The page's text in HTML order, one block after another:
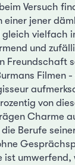
Versuch
einer jener
vielfach
und
Freundschaft
Filmen
von
Charme
Berufe
ist umwerfend,